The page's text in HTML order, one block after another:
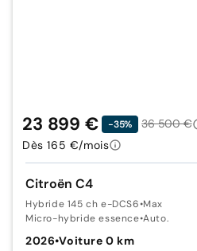
Citroën C4
Hybride 145 ch e-DCS6•Max
Micro-hybride essence•Auto.
2026•Voiture 0 km
23 899 € -35%
36 500 €
Dès 165 €/mois